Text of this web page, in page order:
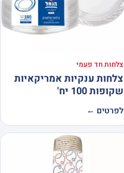
צלחות חד פעמי
צלחות ענקיות אמריקאיות
שקופות 100 יח'
לפרטים ←